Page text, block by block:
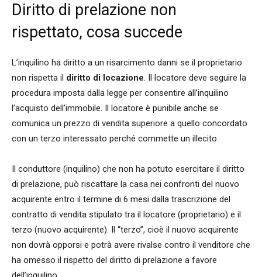
Diritto di prelazione non
rispettato, cosa succede
L’inquilino ha diritto a un risarcimento danni se il proprietario
non rispetta il diritto di locazione. Il locatore deve seguire la
procedura imposta dalla legge per consentire all’inquilino
l’acquisto dell’immobile. Il locatore è punibile anche se
comunica un prezzo di vendita superiore a quello concordato
con un terzo interessato perché commette un illecito.
Il conduttore (inquilino) che non ha potuto esercitare il diritto
di prelazione, può riscattare la casa nei confronti del nuovo
acquirente entro il termine di 6 mesi dalla trascrizione del
contratto di vendita stipulato tra il locatore (proprietario) e il
terzo (nuovo acquirente). Il “terzo”, cioè il nuovo acquirente
non dovrà opporsi e potrà avere rivalse contro il venditore che
ha omesso il rispetto del diritto di prelazione a favore